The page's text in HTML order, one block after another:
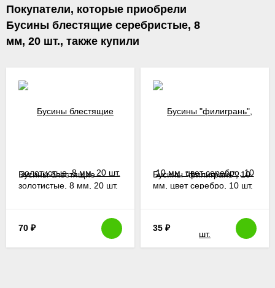
Покупатели, которые приобрели
Бусины блестящие серебристые, 8
мм, 20 шт., также купили
Бусины блестящие
золотистые, 8 мм, 20 шт.
70 ₽
Бусины "филигрань", 10
мм, цвет серебро, 10 шт.
35 ₽